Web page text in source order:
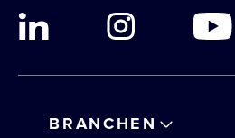
BRANCHEN